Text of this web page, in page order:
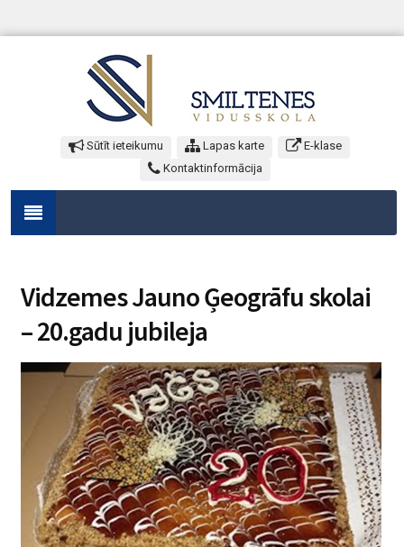
Sūtīt ieteikumu Lapas karte
E-klase
Kontaktinformācija
Vidzemes Jauno Ģeogrāfu skolai
– 20.gadu jubileja